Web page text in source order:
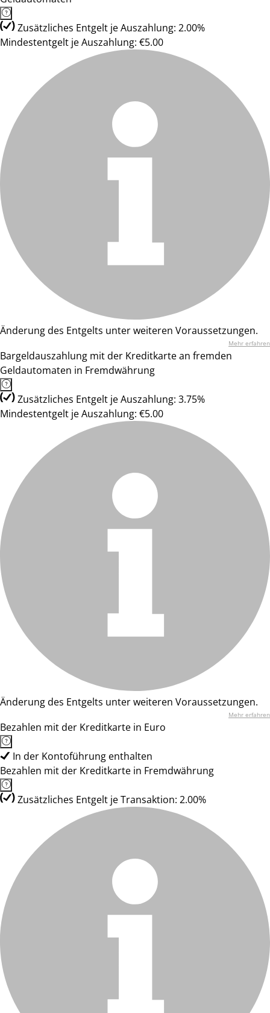
Zusätzliches Entgelt je Auszahlung: 2.00%
Mindestentgelt je Auszahlung: €5.00
Änderung des Entgelts unter weiteren Voraussetzungen.
Mehr erfahren
Bargeldauszahlung mit der Kreditkarte an fremden
Geldautomaten in Fremdwährung
Zusätzliches Entgelt je Auszahlung: 3.75%
Mindestentgelt je Auszahlung: €5.00
Änderung des Entgelts unter weiteren Voraussetzungen.
Mehr erfahren
Bezahlen mit der Kreditkarte in Euro
In der Kontoführung enthalten
Bezahlen mit der Kreditkarte in Fremdwährung
Zusätzliches Entgelt je Transaktion: 2.00%